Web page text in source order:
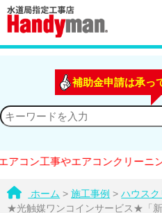
補助金申請は承っ
やエアコンクリーニングの影響
ホーム >施工事例 >ハウス
★光触媒ワンコインサービス★「